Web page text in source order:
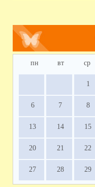
пн вт ср
1
6 7 8
13 14 15
20 21 22
27 28 29